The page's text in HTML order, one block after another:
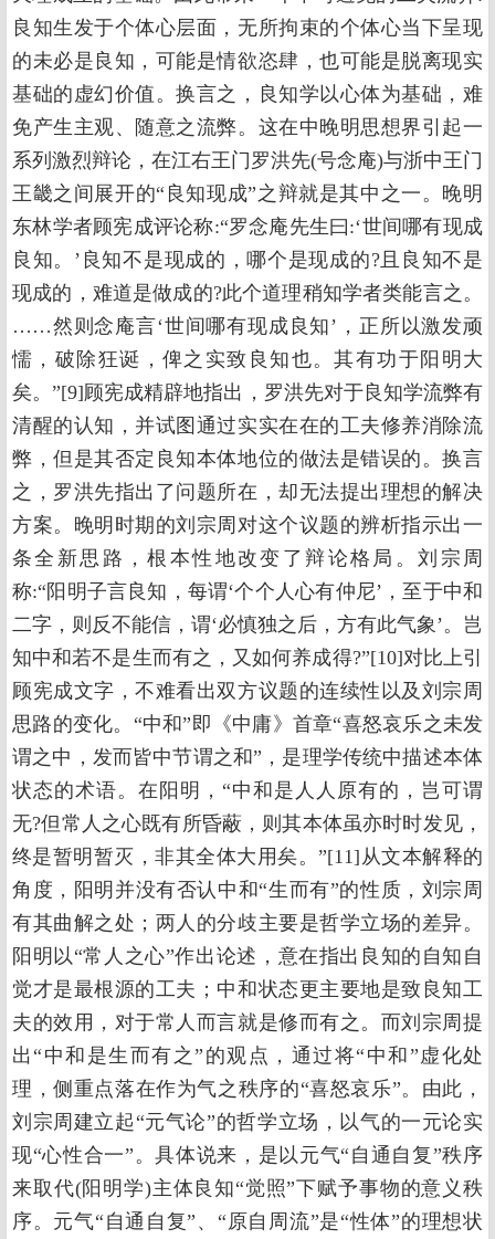
良知生发于个体心层面，无所拘束的个体心当下呈现
的未必是良知，可能是情欲恣肆，也可能是脱离现实
基础的虚幻价值。换言之，良知学以心体为基础，难
免产生主观、随意之流弊。这在中晚明思想界引起一
系列激烈辩论，在江右王门罗洪先(号念庵)与浙中王门
王畿之间展开的“良知现成”之辩就是其中之一。晚明
东林学者顾宪成评论称:“罗念庵先生曰:‘世间哪有现成
良知。’良知不是现成的，哪个是现成的?且良知不是
现成的，难道是做成的?此个道理稍知学者类能言之。
……然则念庵言‘世间哪有现成良知’，正所以激发顽
懦，破除狂诞，俾之实致良知也。其有功于阳明大
矣。”[9]顾宪成精辟地指出，罗洪先对于良知学流弊有
清醒的认知，并试图通过实实在在的工夫修养消除流
弊，但是其否定良知本体地位的做法是错误的。换言
之，罗洪先指出了问题所在，却无法提出理想的解决
方案。晚明时期的刘宗周对这个议题的辨析指示出一
条全新思路，根本性地改变了辩论格局。刘宗周
称:“阳明子言良知，每谓‘个个人心有仲尼’，至于中和
二字，则反不能信，谓‘必慎独之后，方有此气象’。岂
知中和若不是生而有之，又如何养成得?”[10]对比上引
顾宪成文字，不难看出双方议题的连续性以及刘宗周
思路的变化。“中和”即《中庸》首章“喜怒哀乐之未发
谓之中，发而皆中节谓之和”，是理学传统中描述本体
状态的术语。在阳明，“中和是人人原有的，岂可谓
无?但常人之心既有所昏蔽，则其本体虽亦时时发见，
终是暂明暂灭，非其全体大用矣。”[11]从文本解释的
角度，阳明并没有否认中和“生而有”的性质，刘宗周
有其曲解之处；两人的分歧主要是哲学立场的差异。
阳明以“常人之心”作出论述，意在指出良知的自知自
觉才是最根源的工夫；中和状态更主要地是致良知工
夫的效用，对于常人而言就是修而有之。而刘宗周提
出“中和是生而有之”的观点，通过将“中和”虚化处
理，侧重点落在作为气之秩序的“喜怒哀乐”。由此，
刘宗周建立起“元气论”的哲学立场，以气的一元论实
现“心性合一”。具体说来，是以元气“自通自复”秩序
来取代(阳明学)主体良知“觉照”下赋予事物的意义秩
序。元气“自通自复”、“原自周流”是“性体”的理想状